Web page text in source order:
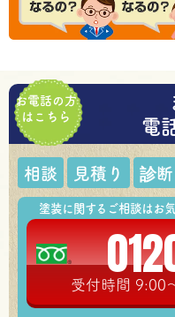
お電話の方
はこちら
電
相談 見積り 診断
塗装に関するご相談はお
受付時間 9:00